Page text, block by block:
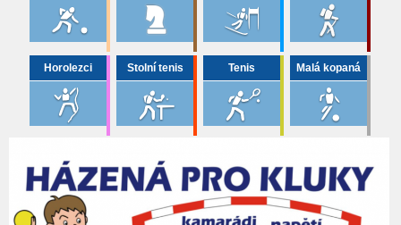
Horolezci Stolní tenis Tenis Malá kopaná